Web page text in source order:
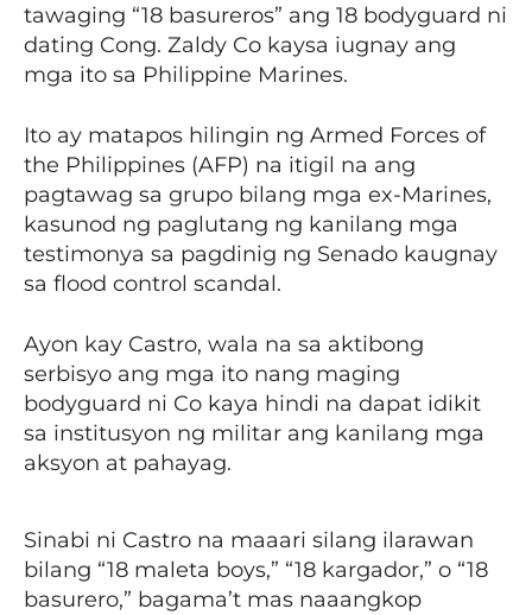
tawaging “18 basureros” ang 18 bodyguard ni
dating Cong. Zaldy Co kaysa iugnay ang
mga ito sa Philippine Marines.
Ito ay matapos hilingin ng Armed Forces of
the Philippines (AFP) na itigil na ang
pagtawag sa grupo bilang mga ex-Marines,
kasunod ng paglutang ng kanilang mga
testimonya sa pagdinig ng Senado kaugnay
sa flood control scandal.
Ayon kay Castro, wala na sa aktibong
serbisyo ang mga ito nang maging
bodyguard ni Co kaya hindi na dapat idikit
sa institusyon ng militar ang kanilang mga
aksyon at pahayag.
Sinabi ni Castro na maaari silang ilarawan
bilang “18 maleta boys,” “18 kargador,” o “18
basurero,” bagama’t mas naaangkop